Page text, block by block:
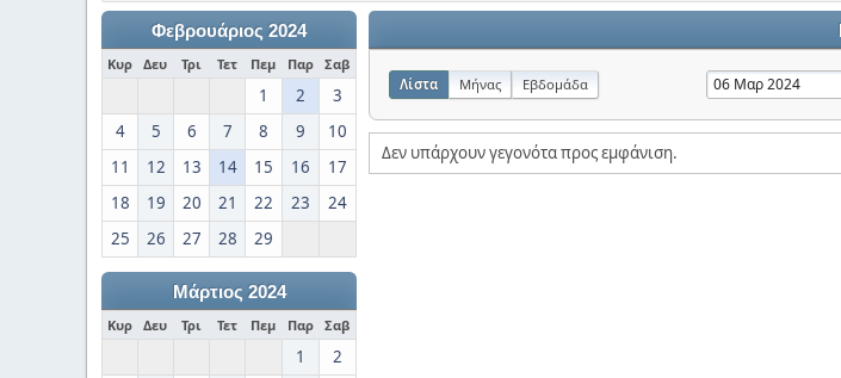
Φεβρουάριος 2024
Κυρ Δευ Τρι Τετ Πεμ Παρ Σαβ
1 2
3
4
5 6 7 8 9
10
11
12 13 14 15 16
17
18
19 20 21 22 23
24
25
26 27 28 29
Μάρτιος 2024
Κυρ Δευ Τρι Τετ Πεμ Παρ Σαβ
1
2
Λίστα Μήνας Εβδομάδα
Δεν υπάρχουν γεγονότα προς εμφάνιση.